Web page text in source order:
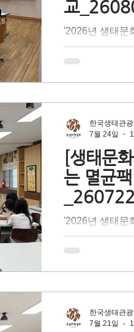
ESTC 2017
교
'2026년 생태문
팩!)'은 테트라
기후 위기 문제
문 강사의 이론
해 종이팩 중에
균팩의 특성을
환의 필요성에
더 나아가 올바
지던 자원 속 '숨
다. 지구의 건
천을 다짐한 <
께 책임감 있는
의미 있는 시간
[생태문
는 멸균
_260722
'2026년 생태문
팩!)'은 테트라
기후 위기 문제
문 강사의 이론
해 종이팩 중에
균팩의 특성을
한국생태관
7월 24일
한국생태관광
7월 21일